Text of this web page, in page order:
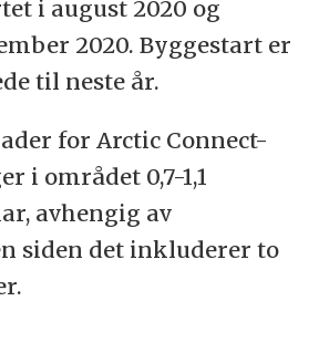
i august 2020 og
2020. Byggestart er
til neste år.
for Arctic Connect-
i området 0,7-1,1
avhengig av
siden det inkluderer to